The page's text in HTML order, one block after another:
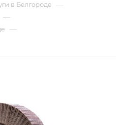
в Белгороде —
—
—